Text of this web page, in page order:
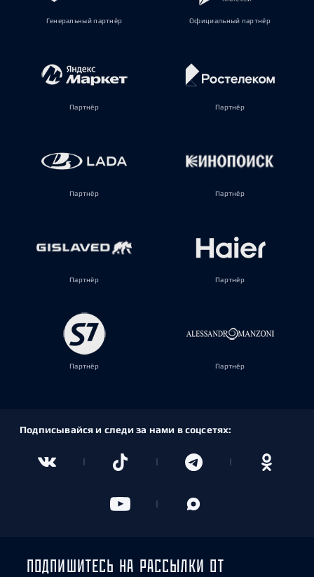
Генеральный партнёр Официальный партнёр
Партнёр Партнёр
Партнёр Партнёр
Партнёр Партнёр
Партнёр Партнёр
Подписывайся и следи за нами в соцсетях:
ПОДПИШИТЕСЬ НА РАССЫЛКИ ОТ